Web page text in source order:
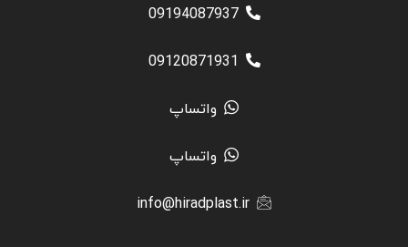
09194087937
09120871931
واتساپ
واتساپ
info@hiradplast.ir